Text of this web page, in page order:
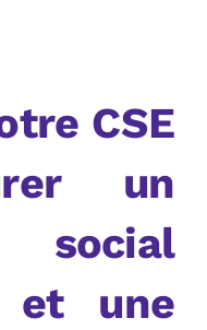
CSE
un
et une